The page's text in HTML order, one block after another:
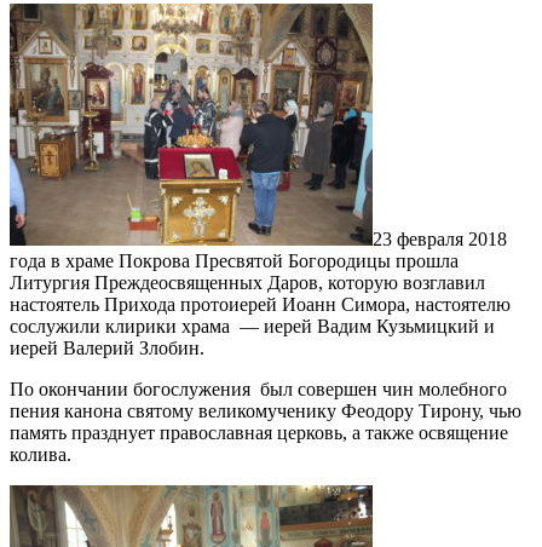
23 февраля 2018
года в храме Покрова Пресвятой Богородицы прошла
Литургия Преждеосвященных Даров, которую возглавил
настоятель Прихода протоиерей Иоанн Симора, настоятелю
сослужили клирики храма — иерей Вадим Кузьмицкий и
иерей Валерий Злобин.
По окончании богослужения был совершен чин молебного
пения канона святому великомученику Феодору Тирону, чью
память празднует православная церковь, а также освящение
колива.